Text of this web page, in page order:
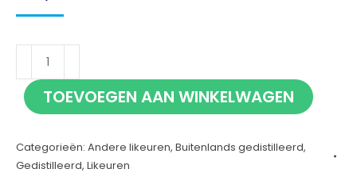
Verhofstede
Edelweiss
Krieken
aantal
TOEVOEGEN AAN WINKELWAGEN
Categorieën: Andere likeuren, Buitenlands gedistilleerd,
Gedistilleerd, Likeuren